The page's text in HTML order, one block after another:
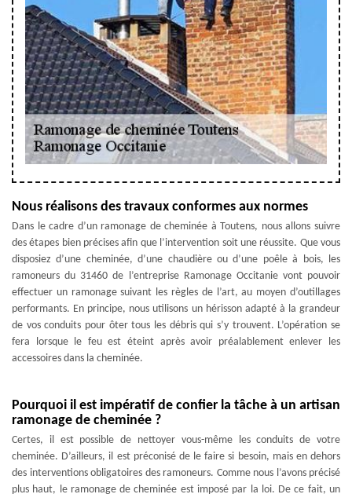
Nous réalisons des travaux conformes aux normes
Dans le cadre d’un ramonage de cheminée à Toutens, nous allons suivre
des étapes bien précises afin que l’intervention soit une réussite. Que vous
disposiez d’une cheminée, d’une chaudière ou d’une poêle à bois, les
ramoneurs du 31460 de l’entreprise Ramonage Occitanie vont pouvoir
effectuer un ramonage suivant les règles de l’art, au moyen d’outillages
performants. En principe, nous utilisons un hérisson adapté à la grandeur
de vos conduits pour ôter tous les débris qui s’y trouvent. L’opération se
fera lorsque le feu est éteint après avoir préalablement enlever les
accessoires dans la cheminée.
Pourquoi il est impératif de confier la tâche à un artisan
ramonage de cheminée ?
Certes, il est possible de nettoyer vous-même les conduits de votre
cheminée. D’ailleurs, il est préconisé de le faire si besoin, mais en dehors
des interventions obligatoires des ramoneurs. Comme nous l’avons précisé
plus haut, le ramonage de cheminée est imposé par la loi. De ce fait, un